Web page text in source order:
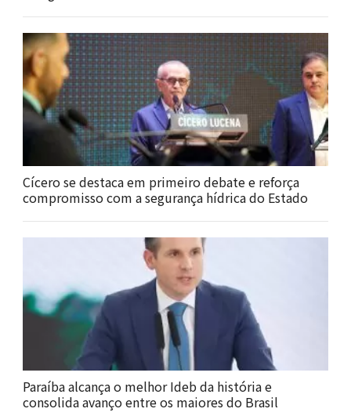
Cícero se destaca em primeiro debate e reforça
compromisso com a segurança hídrica do Estado
Paraíba alcança o melhor Ideb da história e
consolida avanço entre os maiores do Brasil